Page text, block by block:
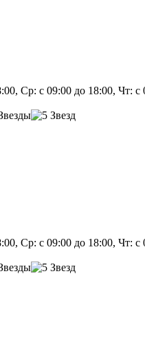
Ср: с 09:00 до 18:00, Чт:
Ср: с 09:00 до 18:00, Чт: